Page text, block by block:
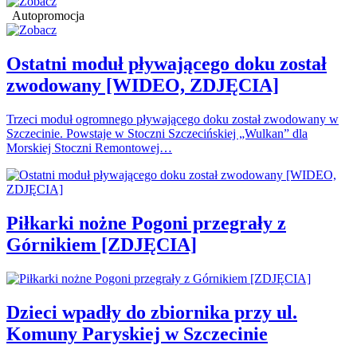
Autopromocja
Ostatni moduł pływającego doku został
zwodowany [WIDEO, ZDJĘCIA]
Trzeci moduł ogromnego pływającego doku został zwodowany w
Szczecinie. Powstaje w Stoczni Szczecińskiej „Wulkan” dla
Morskiej Stoczni Remontowej…
Piłkarki nożne Pogoni przegrały z
Górnikiem [ZDJĘCIA]
Dzieci wpadły do zbiornika przy ul.
Komuny Paryskiej w Szczecinie